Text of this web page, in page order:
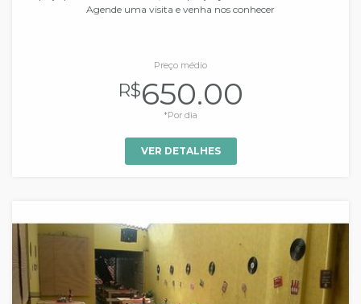
Agende uma visita e venha nos conhecer
Preço médio
R$650.00
*Por dia
VER DETALHES